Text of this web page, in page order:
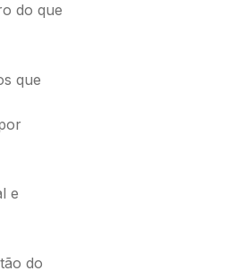
do que
que
e
do